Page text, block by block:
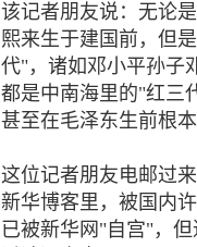
该记者朋友说：无论
熙来生于建国前，但
代"，诸如邓小平孙子
都是中南海里的"红三
甚至在毛泽东生前根
这位记者朋友电邮过
新华博客里，被国内
已被新华网"自宫"，